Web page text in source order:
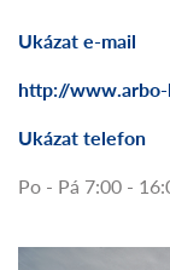
Ukázat e-mail
http://
Ukázat telefon
Po - Pá 7:00 -